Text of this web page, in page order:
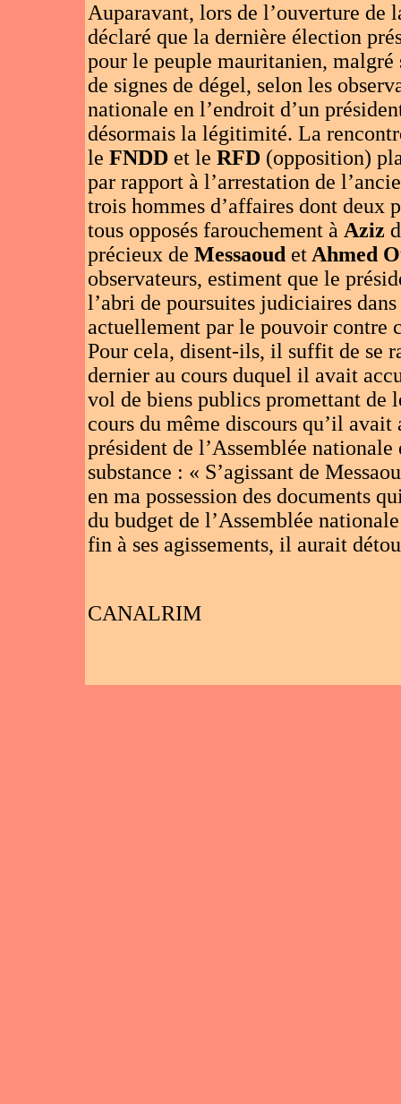
Auparavant, lors de l’ouverture de
déclaré que la dernière élection
pour le peuple mauritanien,
de signes de dégel, selon les
nationale en l’endroit d’un
désormais la légitimité. La
le FNDD et le RFD (opposition)
par rapport à l’arrestation de
trois hommes d’affaires dont deux
tous opposés farouchement à Aziz
précieux de Messaoud et Ahmed
observateurs, estiment que le
l’abri de poursuites judiciaires
actuellement par le pouvoir contre
Pour cela, disent-ils, il suffit de se
dernier au cours duquel il avait
vol de biens publics promettant de
cours du même discours qu’il avait
président de l’Assemblée
substance : « S’agissant de
en ma possession des documents
du budget de l’Assemblée
fin à ses agissements, il aurait
CANALRIM